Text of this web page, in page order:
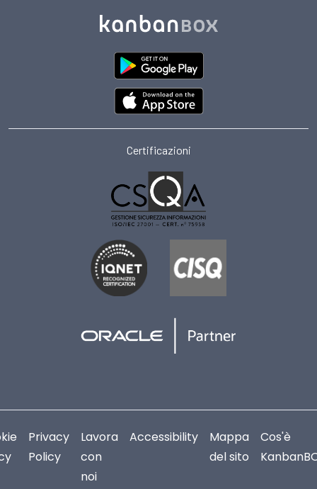
Certificazioni
Privacy
Policy
Lavora
con
noi
Accessibility
Mappa
del sito
Cos'è